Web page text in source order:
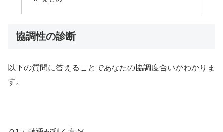
協調性の診断
以下の質問に答えることであなたの協調度合いがわかりま
す。